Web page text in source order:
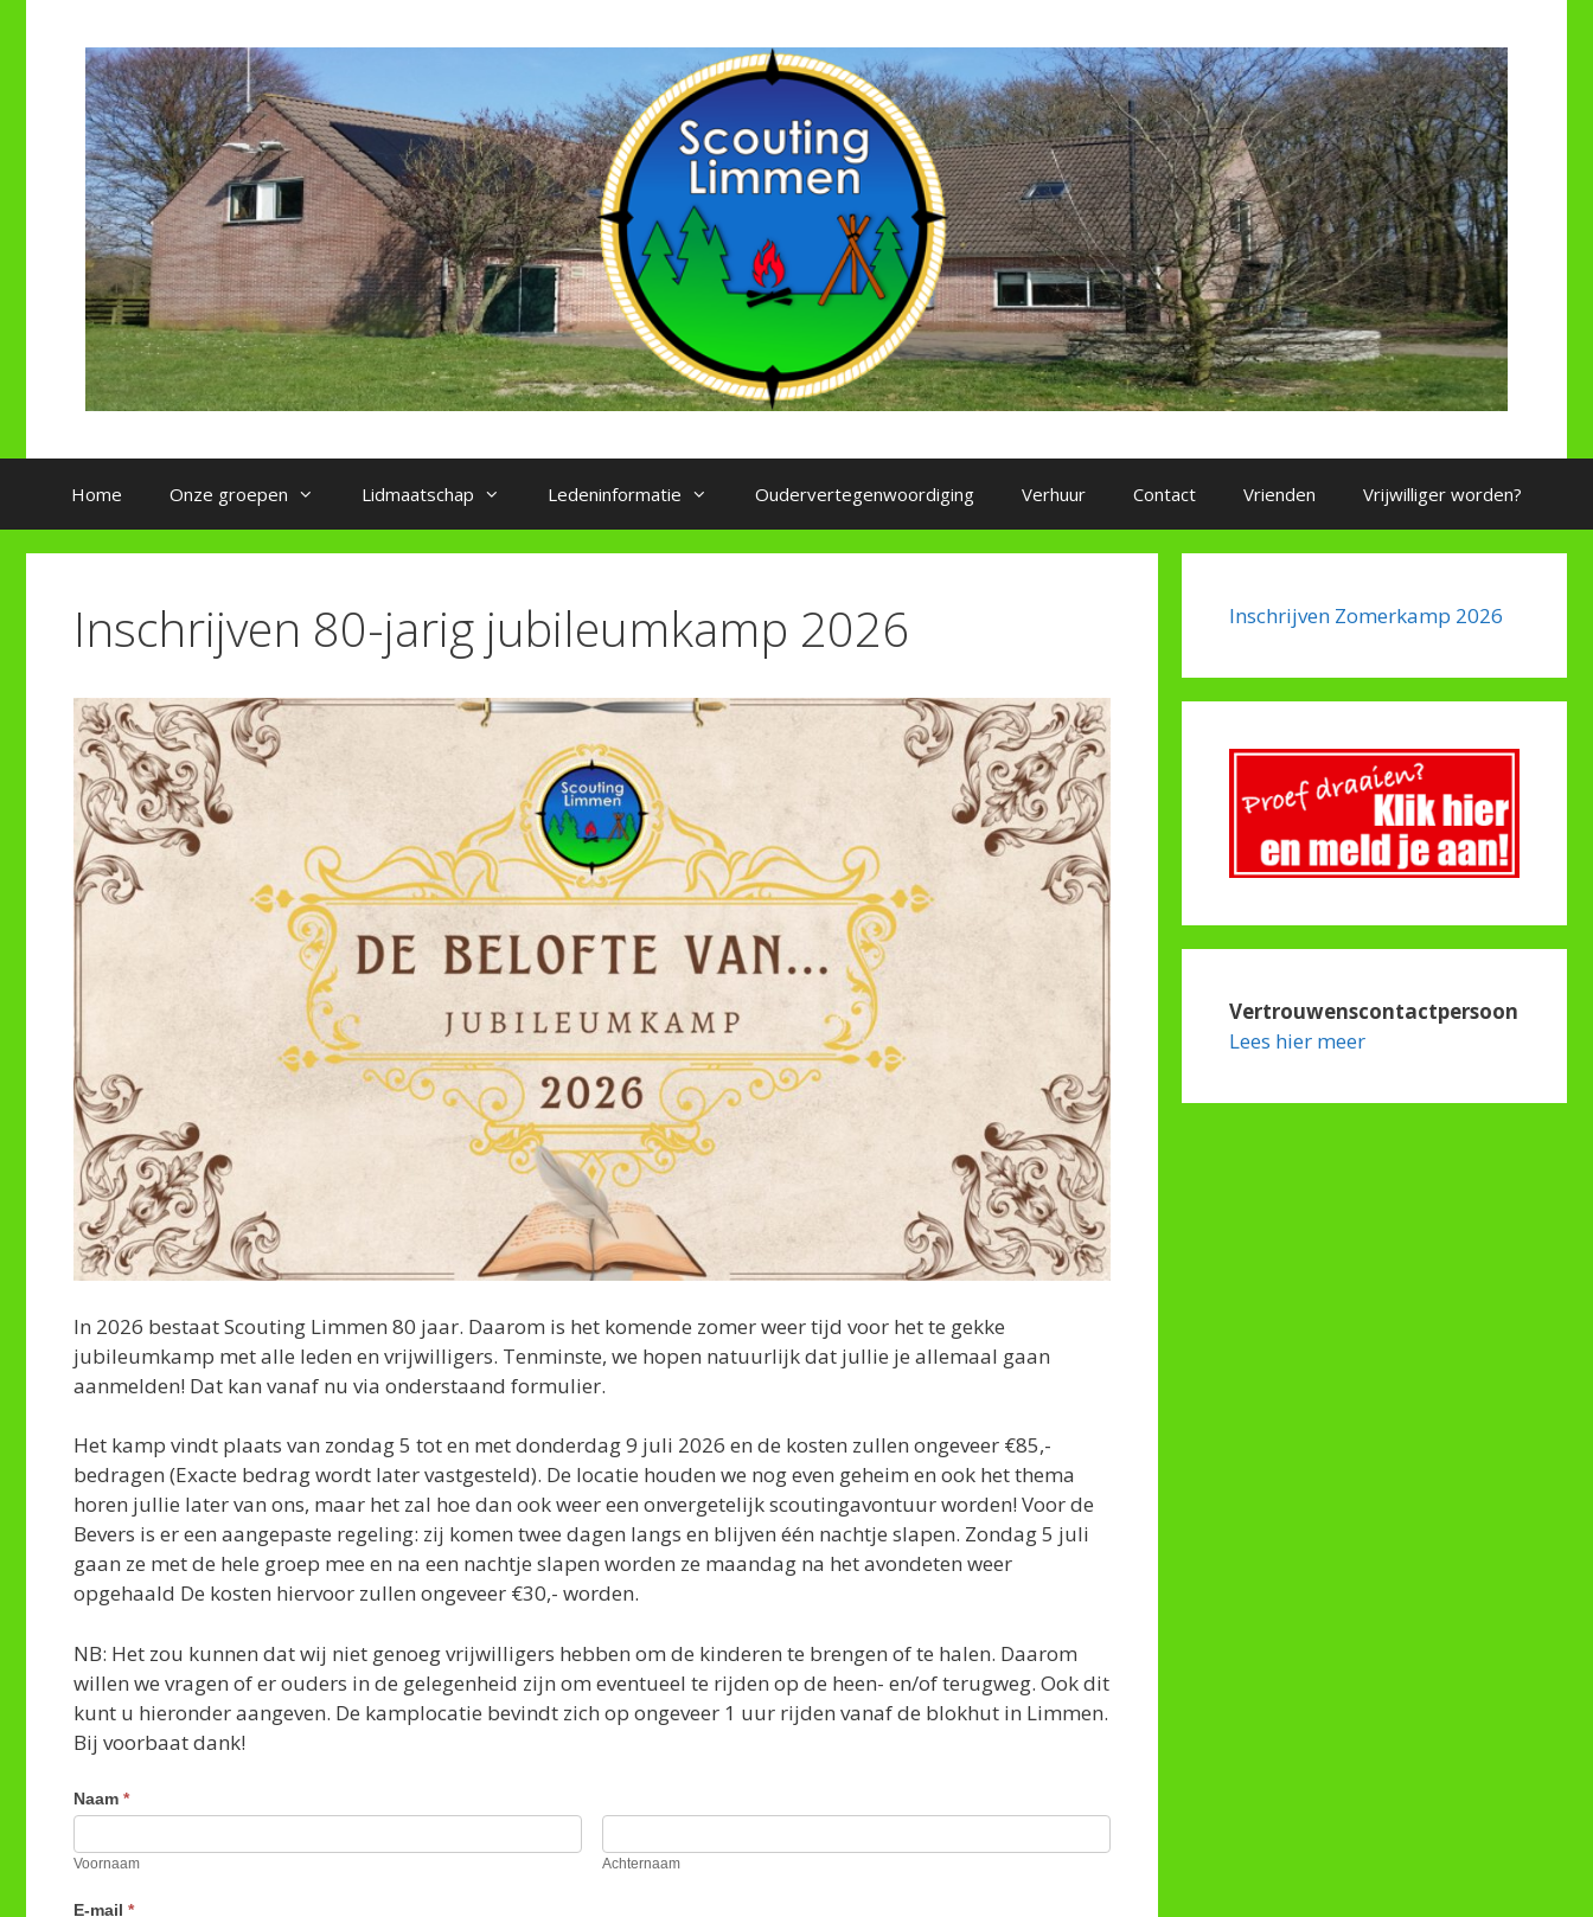
Home Onze groepen Lidmaatschap Ledeninformatie Oudervertegenwoordiging Verhuur Contact Vrienden Vrijwilliger worden?
Inschrijven 80-jarig jubileumkamp 2026
In 2026 bestaat Scouting Limmen 80 jaar. Daarom is het komende zomer weer tijd voor het te gekke
jubileumkamp met alle leden en vrijwilligers. Tenminste, we hopen natuurlijk dat jullie je allemaal gaan
aanmelden! Dat kan vanaf nu via onderstaand formulier.
Het kamp vindt plaats van zondag 5 tot en met donderdag 9 juli 2026 en de kosten zullen ongeveer €85,-
bedragen (Exacte bedrag wordt later vastgesteld). De locatie houden we nog even geheim en ook het thema
horen jullie later van ons, maar het zal hoe dan ook weer een onvergetelijk scoutingavontuur worden! Voor de
Bevers is er een aangepaste regeling: zij komen twee dagen langs en blijven één nachtje slapen. Zondag 5 juli
gaan ze met de hele groep mee en na een nachtje slapen worden ze maandag na het avondeten weer
opgehaald De kosten hiervoor zullen ongeveer €30,- worden.
NB: Het zou kunnen dat wij niet genoeg vrijwilligers hebben om de kinderen te brengen of te halen. Daarom
willen we vragen of er ouders in de gelegenheid zijn om eventueel te rijden op de heen- en/of terugweg. Ook dit
kunt u hieronder aangeven. De kamplocatie bevindt zich op ongeveer 1 uur rijden vanaf de blokhut in Limmen.
Bij voorbaat dank!
Inschrijving
2026
Naam *
Voornaam Achternaam
E-mail *
Inschrijven Zomerkamp 2026
Vertrouwenscontactpersoon
Lees hier meer